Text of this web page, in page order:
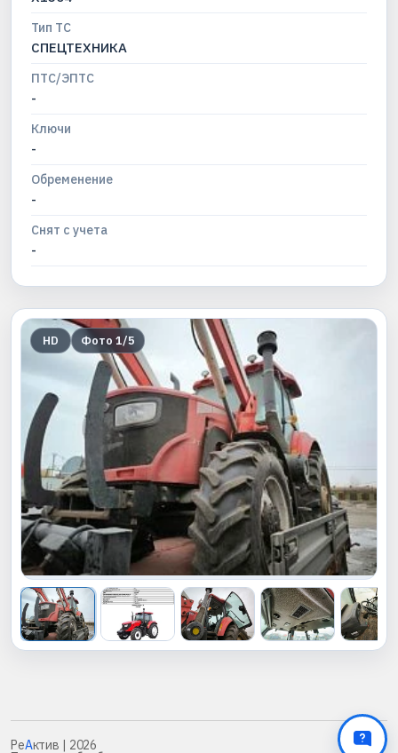
Тип ТС
СПЕЦТЕХНИКА
ПТС/ЭПТС
-
Ключи
-
Обременение
-
Снят с учета
-
HD Фото 1/5
РеАктив | 2026